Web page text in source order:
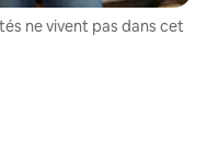
ne vivent pas dans cet